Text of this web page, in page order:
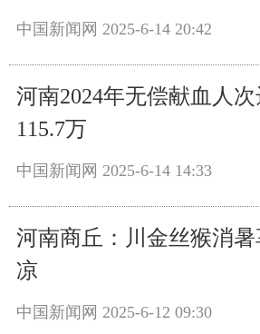
中国新闻网 2025-6-14 20:42
河南2024年无偿献血人次
115.7万
中国新闻网 2025-6-14 14:33
河南商丘：川金丝猴消
凉
中国新闻网 2025-6-12 09:30